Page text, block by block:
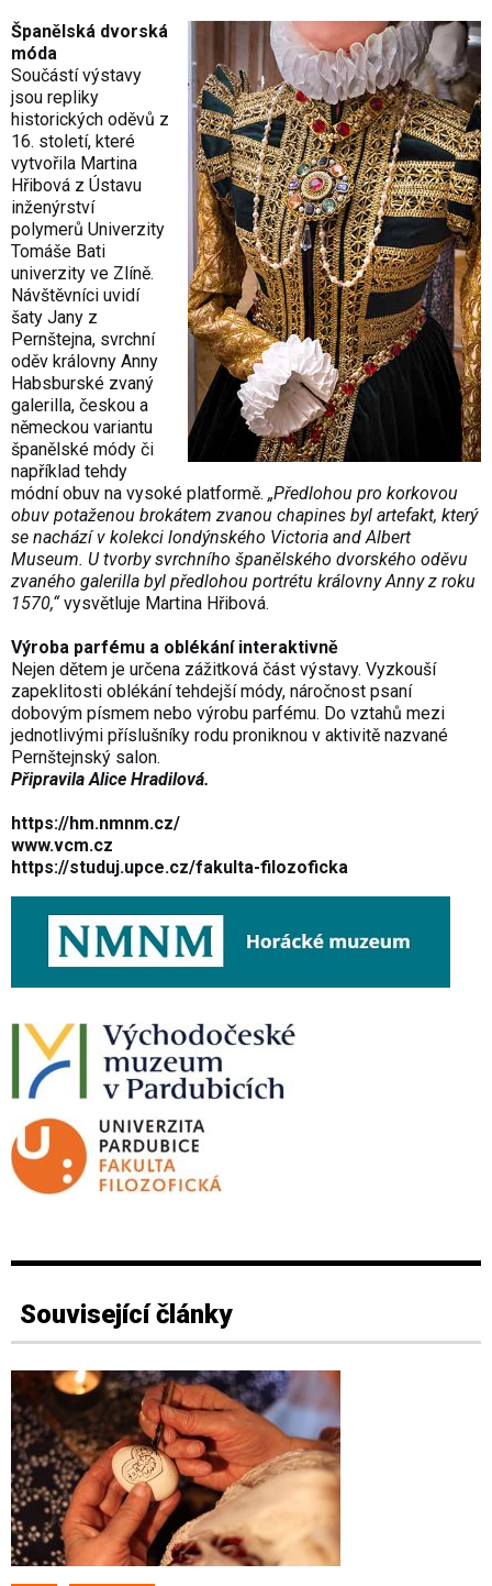
Španělská dvorská
móda
Součástí výstavy
jsou repliky
historických oděvů z
16. století, které
vytvořila Martina
Hřibová z Ústavu
inženýrství
polymerů Univerzity
Tomáše Bati
univerzity ve Zlíně.
Návštěvníci uvidí
šaty Jany z
Pernštejna, svrchní
oděv královny Anny
Habsburské zvaný
galerilla, českou a
německou variantu
španělské módy či
například tehdy
módní obuv na vysoké platformě. „Předlohou pro korkovou
obuv potaženou brokátem zvanou chapines byl artefakt, který
se nachází v kolekci londýnského Victoria and Albert
Museum. U tvorby svrchního španělského dvorského oděvu
zvaného galerilla byl předlohou portrétu královny Anny z roku
1570,“ vysvětluje Martina Hřibová.
Výroba parfému a oblékání interaktivně
Nejen dětem je určena zážitková část výstavy. Vyzkouší
zapeklitosti oblékání tehdejší módy, náročnost psaní
dobovým písmem nebo výrobu parfému. Do vztahů mezi
jednotlivými příslušníky rodu proniknou v aktivitě nazvané
Pernštejnský salon.
Připravila Alice Hradilová.
https://hm.nmnm.cz/
www.vcm.cz
https://studuj.upce.cz/fakulta-filozoficka
Související články